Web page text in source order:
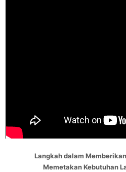
Langkah dalam
Memetakan Kebutuhan